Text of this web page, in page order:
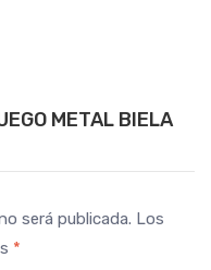
METAL BIELA
será publicada. Los
*